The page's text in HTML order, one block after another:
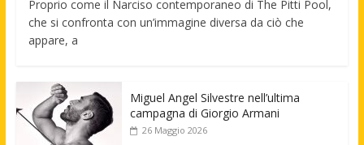
Proprio come il Narciso contemporaneo di The Pitti Pool,
che si confronta con un’immagine diversa da ciò che
appare, a
Miguel Angel Silvestre nell’ultima
campagna di Giorgio Armani
26 Maggio 2026